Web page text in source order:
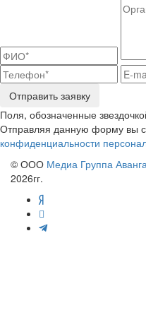
Отправить заявку
Поля, обозначенные
Отправляя данную форму вы
конфиденциальности
© ООО Медиа Группа
2026гг.